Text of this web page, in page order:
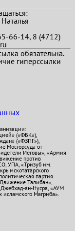
66-14, 8 (4712)
обязательна.
гиперссылки
(«ФБК»),
(«ФЗПГ»),
Мосгорсуда от
Иеговы», «Армия
против
УПА, «Тризуб им.
партия
Талибан»,
Джебхад-ан-Нусра, «АУМ
исламского Магриба».